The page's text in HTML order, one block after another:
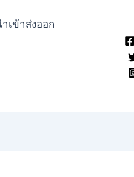
เข้าส่งออก